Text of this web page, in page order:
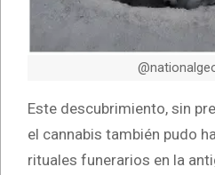
Este descubrimiento, sin
el cannabis también pudo
rituales funerarios en la